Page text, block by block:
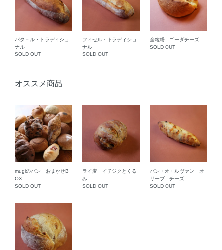
バタ－ル・トラディショ
ナル
SOLD OUT
フィセル・トラディショ
ナル
SOLD OUT
全粒粉 ゴーダチーズ
SOLD OUT
オススメ商品
mugiのパン おまかせB
OX
SOLD OUT
ライ麦 イチジクとくる
み
SOLD OUT
パン・オ・ルヴァン オ
リーブ・チーズ
SOLD OUT